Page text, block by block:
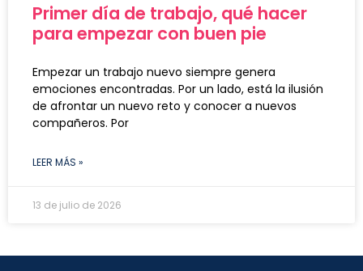
Primer día de trabajo, qué hacer
para empezar con buen pie
Empezar un trabajo nuevo siempre genera
emociones encontradas. Por un lado, está la ilusión
de afrontar un nuevo reto y conocer a nuevos
compañeros. Por
LEER MÁS »
13 de julio de 2026